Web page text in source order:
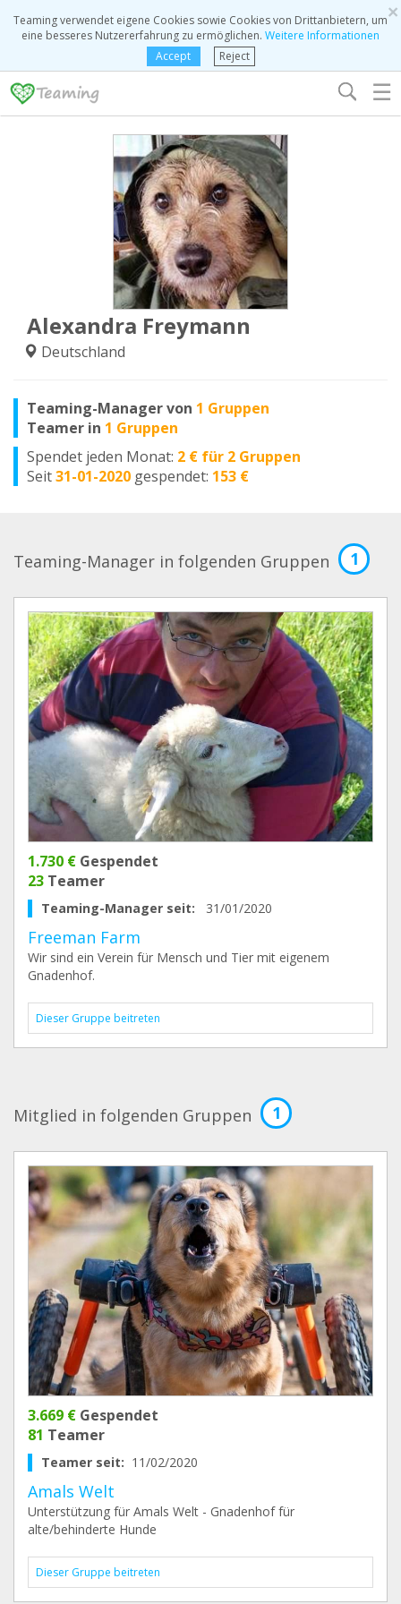
×
Teaming verwendet eigene Cookies sowie Cookies von Drittanbietern, um
eine besseres Nutzererfahrung zu ermöglichen. Weitere Informationen
Accept
Reject
☰
Alexandra Freymann
Deutschland
Teaming-Manager von 1 Gruppen
Teamer in 1 Gruppen
Spendet jeden Monat: 2 € für 2 Gruppen
Seit31-01-2020 gespendet: 153 €
Teaming-Manager in folgenden Gruppen 1
1.730 € Gespendet
23 Teamer
Teaming-Manager seit: 31/01/2020
Freeman Farm
Wir sind ein Verein für Mensch und Tier mit eigenem
Gnadenhof.
Dieser Gruppe beitreten
Mitglied in folgenden Gruppen 1
3.669 € Gespendet
81 Teamer
Teamer seit: 11/02/2020
Amals Welt
Unterstützung für Amals Welt - Gnadenhof für
alte/behinderte Hunde
Dieser Gruppe beitreten